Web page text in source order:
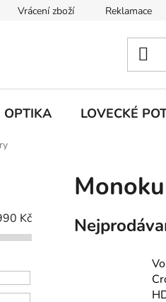
Vrácení zboží Reklamace
OPTIKA LOVECKÉ
Kč